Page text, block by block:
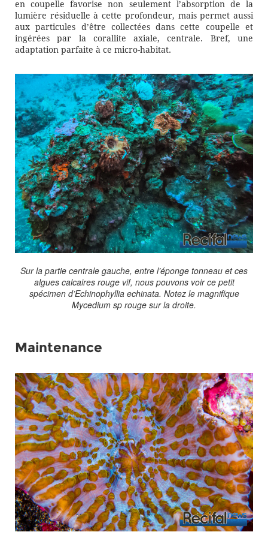
en coupelle favorise non seulement l’absorption de la
lumière résiduelle à cette profondeur, mais permet aussi
aux particules d’être collectées dans cette coupelle et
ingérées par la corallite axiale, centrale. Bref, une
adaptation parfaite à ce micro-habitat.
Sur la partie centrale gauche, entre l’éponge tonneau et ces
algues calcaires rouge vif, nous pouvons voir ce petit
spécimen d’Echinophyllia echinata. Notez le magnifique
Mycedium sp rouge sur la droite.
Maintenance